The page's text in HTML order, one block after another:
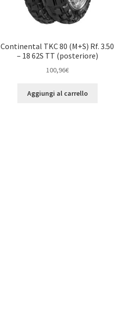
Continental TKC 80 (M+S) Rf. 3.50
– 18 62S TT (posteriore)
100,96€
Aggiungi al carrello